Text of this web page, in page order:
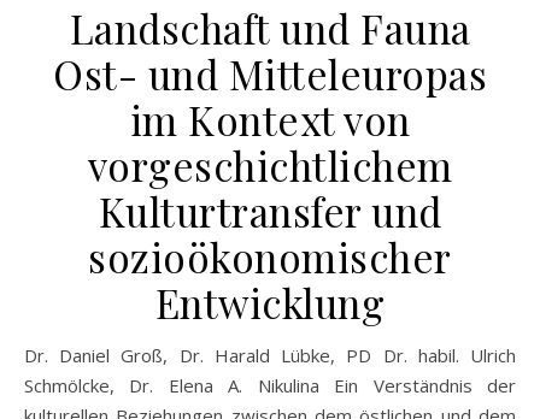
Landschaft und Fauna
Ost- und Mitteleuropas
im Kontext von
vorgeschichtlichem
Kulturtransfer und
sozioökonomischer
Entwicklung
Dr. Daniel Groß, Dr. Harald Lübke, PD Dr. habil. Ulrich
Schmölcke, Dr. Elena A. Nikulina Ein Verständnis der